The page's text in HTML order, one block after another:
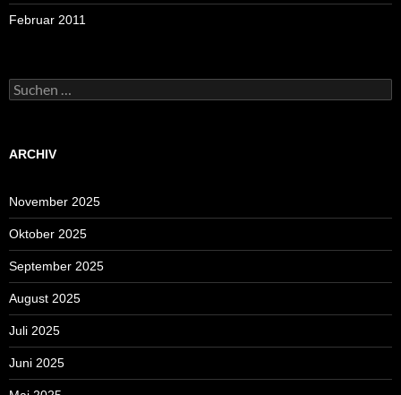
Februar 2011
Suchen
nach:
ARCHIV
November 2025
Oktober 2025
September 2025
August 2025
Juli 2025
Juni 2025